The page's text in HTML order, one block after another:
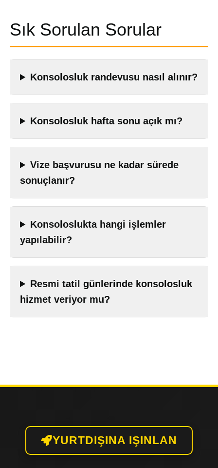
Sık Sorulan Sorular
Konsolosluk randevusu nasıl alınır?
Konsolosluk hafta sonu açık mı?
Vize başvurusu ne kadar sürede
sonuçlanır?
Konsoloslukta hangi işlemler
yapılabilir?
Resmi tatil günlerinde konsolosluk
hizmet veriyor mu?
YURTDIŞINA IŞINLAN